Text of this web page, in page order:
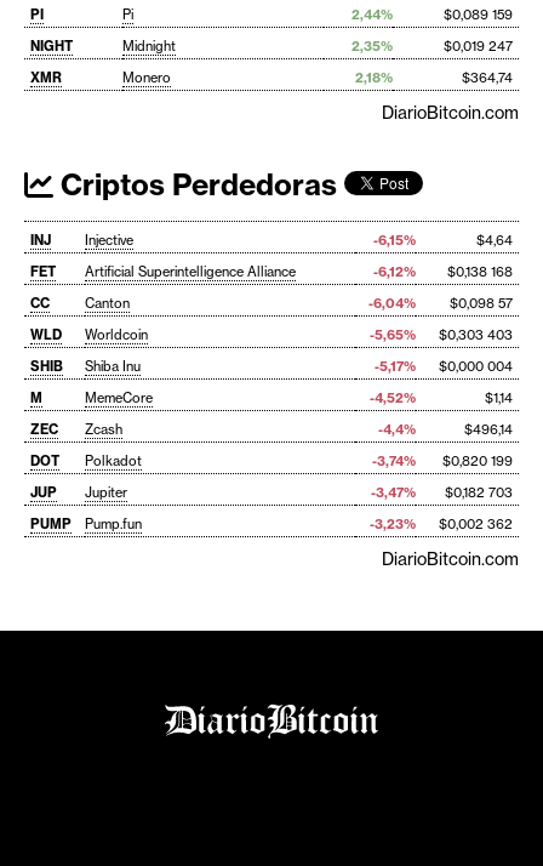
PI
Pi 2,44%
$0,089 159
NIGHT
Midnight 2,35%
$0,019 247
XMR
Monero 2,18% $364,74
DiarioBitcoin.com
Criptos Perdedoras
INJ Injective -6,15%
$4,64
FET
Artificial Superintelligence Alliance -6,12%
$0,138 168
CC
Canton -6,04%
$0,098 57
WLD
Worldcoin -5,65%
$0,303 403
SHIB
Shiba Inu -5,17%
$0,000 004
M
MemeCore -4,52%
$1,14
ZEC
Zcash -4,4%
$496,14
DOT
Polkadot -3,74%
$0,820 199
JUP
Jupiter -3,47%
$0,182 703
PUMP
Pump.fun -3,23% $0,002 362
DiarioBitcoin.com